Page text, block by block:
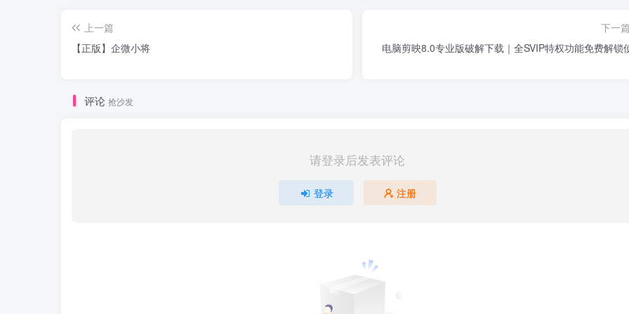
上一篇
【正版】企微小将
下一
电脑剪映8.0专业版破解下载｜全SVIP特权功能免费解锁
评论 抢沙发
请登录后发表评论
登录 注册